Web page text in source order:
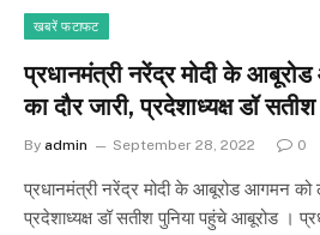
खबरें फटाफट
प्रधानमंत्री नरेंद्र मोदी के
का दौर जारी, प्रदेशाध्यक्ष डॉ
By admin September 28, 2022 0
प्रधानमंत्री नरेंद्र मोदी के आबूरोड आगमन को
प्रदेशाध्यक्ष डॉ सतीश पुनिया पहुंचे आबूरोड ।